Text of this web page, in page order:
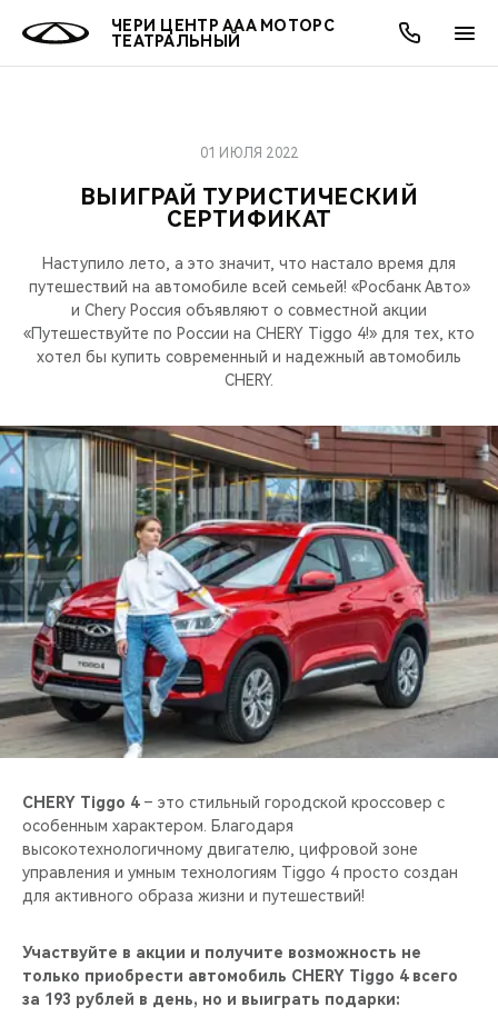
ЧЕРИ ЦЕНТР ААА МОТОРС
ТЕАТРАЛЬНЫЙ
МОДЕЛИ
КРОССОВЕРЫ
СЕДАНЫ
НОВИНКИ
ПОКУПАТЕЛЯМ
КРЕДИТ И СТРАХОВАНИЕ
ВЛАДЕЛЬЦАМ
ЗАПЧАСТИ И АКСЕССУАРЫ
ПОДДЕРЖКА
МИР CHERY
О БРЕНДЕ
CHERY В СОЦСЕТЯХ
БЛАГОТВОРИТЕЛЬНОСТЬ
CHERY REMOTE
CHERY И СПОРТ
НАШИ МЕРОПРИЯТИЯ
ВИДЕООБЗОРЫ
CHERY ДЛЯ ДЕТЕЙ
АКЦИИ
ОНЛАЙН СЕРВИСЫ
КРЕДИТ
О КОМПАНИИ
МЫ В СОЦСЕТЯХ
ВЫИГРАЙ ТУРИСТИЧЕСКИЙ
СЕРТИФИКАТ
01 ИЮЛЯ 2022
Наступило лето, а это значит, что настало время для
путешествий на автомобиле всей семьей! «Росбанк Авто»
и Chery Россия объявляют о совместной акции
«Путешествуйте по России на CHERY Tiggo 4!» для тех, кто
хотел бы купить современный и надежный автомобиль
CHERY.
CHERY Tiggo 4– это стильный городской кроссовер с
особенным характером. Благодаря
высокотехнологичному двигателю, цифровой зоне
управления и умным технологиям Tiggo 4 просто создан
для активного образа жизни и путешествий!
Участвуйте в акции и получите возможность не
только приобрести автомобиль CHERY Tiggo 4 всего
за 193 рублей в день, но и выиграть подарки: